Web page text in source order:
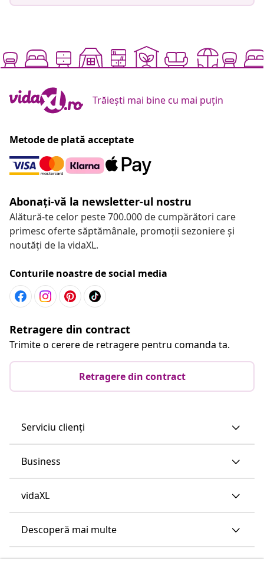
Trăiești mai bine cu mai puțin
Metode de plată acceptate
Abonați-vă la newsletter-ul nostru
Alătură-te celor peste 700.000 de cumpărători care
primesc oferte săptămânale, promoții sezoniere și
noutăți de la vidaXL.
Conturile noastre de social media
Retragere din contract
Trimite o cerere de retragere pentru comanda ta.
Retragere din contract
Serviciu clienți
Business
vidaXL
Descoperă mai multe